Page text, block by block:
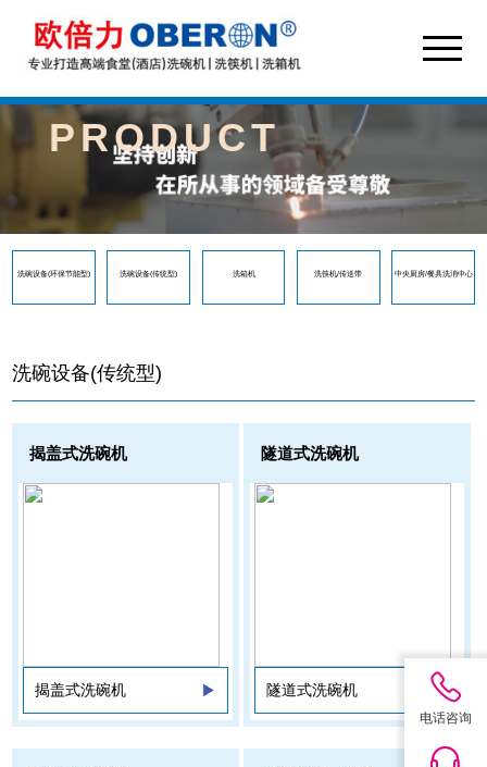
PRODUCT
洗碗设备(环保节能型) 洗碗设备(传统型) 洗箱机 洗筷机/传送带 中央厨房/餐具洗消中心
洗碗设备(传统型)
揭盖式洗碗机
揭盖式洗碗机
隧道式洗碗机
隧道式洗碗机
电话咨询